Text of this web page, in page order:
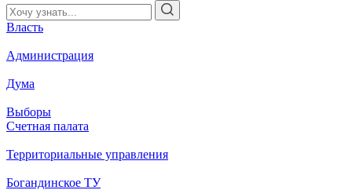
Власть
Администрация
Дума
Выборы
Счетная палата
Территориальные управления
Богандинское ТУ